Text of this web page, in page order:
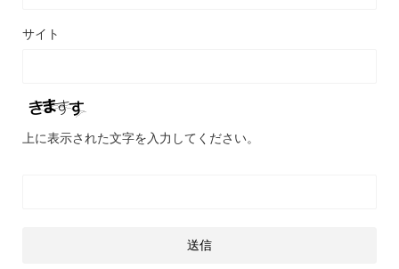
サイト
上に表示された文字を入力してください。